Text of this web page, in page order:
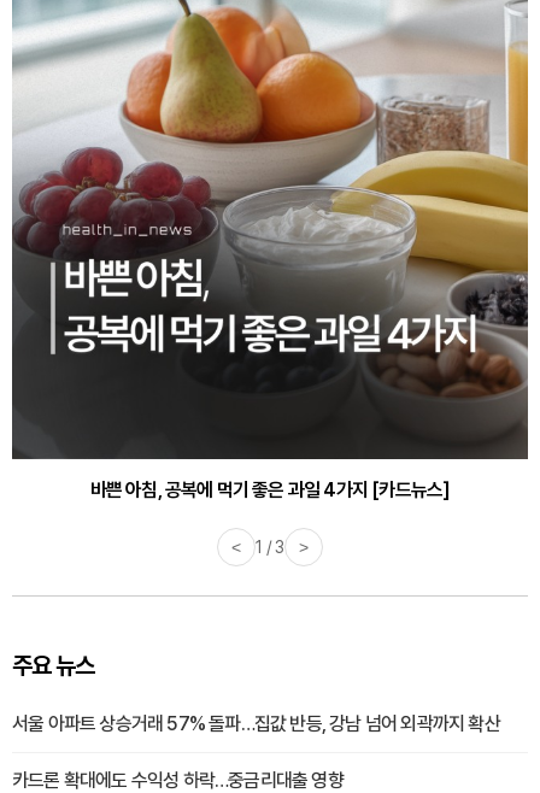
바쁜 아침, 공복에 먹기 좋은 과일 4가지 [카드뉴스]
< 1 / 3 >
주요 뉴스
서울 아파트 상승거래 57% 돌파…집값 반등, 강남 넘어 외곽까지 확산
카드론 확대에도 수익성 하락…중금리대출 영향